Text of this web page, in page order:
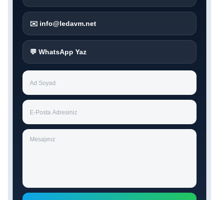
✉️ info@ledavm.net
💬 WhatsApp Yaz